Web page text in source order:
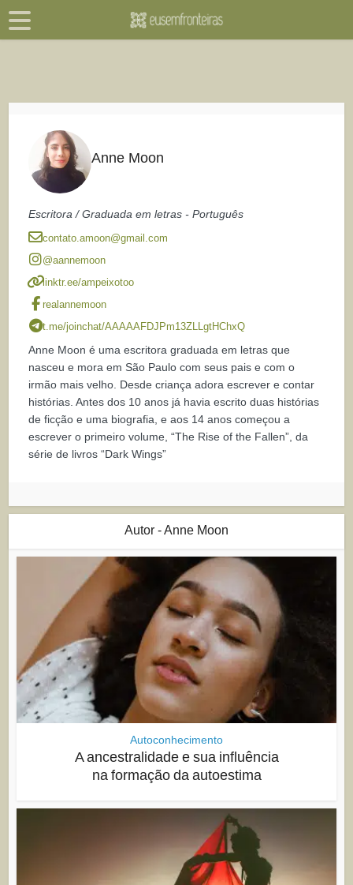
Anne Moon
Escritora / Graduada em letras - Português
contato.amoon@gmail.com
@aannemoon
linktr.ee/ampeixotoo
realannemoon
t.me/joinchat/AAAAAFDJPm13ZLLgtHChxQ
Anne Moon é uma escritora graduada em letras que
nasceu e mora em São Paulo com seus pais e com o
irmão mais velho. Desde criança adora escrever e contar
histórias. Antes dos 10 anos já havia escrito duas histórias
de ficção e uma biografia, e aos 14 anos começou a
escrever o primeiro volume, “The Rise of the Fallen”, da
série de livros “Dark Wings”
Autor - Anne Moon
Autoconhecimento
A ancestralidade e sua influência
na formação da autoestima